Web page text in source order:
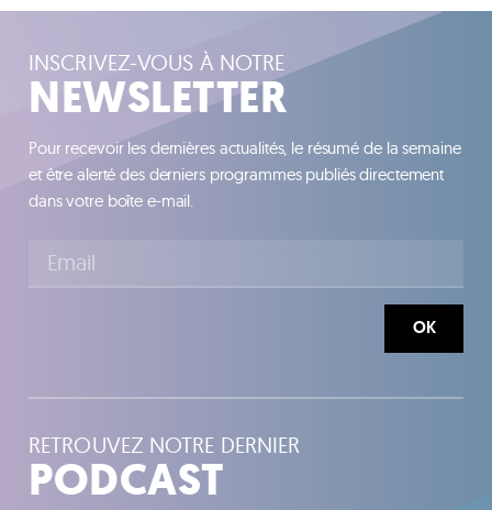
INSCRIVEZ-VOUS À NOTRE
NEWSLETTER
Pour recevoir les dernières actualités, le résumé de la semaine
et être alerté des derniers programmes publiés directement
dans votre boîte e-mail.
OK
RETROUVEZ NOTRE DERNIER
PODCAST